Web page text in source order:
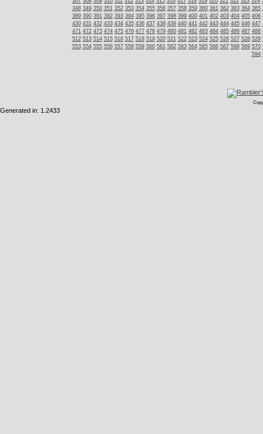
348 349 350 351 352 353 354 355 356 357 358 359 360 361 362 363 364 365
389 390 391 392 393 394 395 396 397 398 399 400 401 402 403 404 405 406
430 431 432 433 434 435 436 437 438 439 440 441 442 443 444 445 446 447
471 472 473 474 475 476 477 478 479 480 481 482 483 484 485 486 487 488
512 513 514 515 516 517 518 519 520 521 522 523 524 525 526 527 528 529
553 554 555 556 557 558 559 560 561 562 563 564 565 566 567 568 569 570
594
Generated in: 1.2433